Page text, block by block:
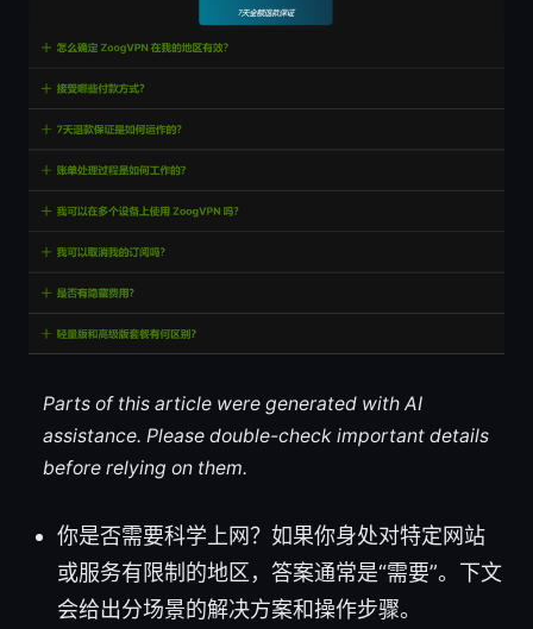
Parts of this article were generated with AI
assistance. Please double-check important details
before relying on them.
你是否需要科学上网？如果你身处对特定网站
或服务有限制的地区，答案通常是“需要”。下文
会给出分场景的解决方案和操作步骤。